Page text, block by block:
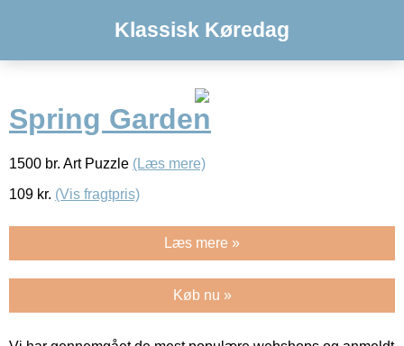
Klassisk Køredag
Spring Garden
1500 br. Art Puzzle (Læs mere)
109 kr. (Vis fragtpris)
Læs mere »
Køb nu »